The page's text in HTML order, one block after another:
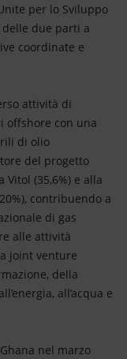
per lo Sviluppo
delle due parti a
coordinate e
attività di
offshore con una
di olio
del progetto
Vitol (35,6%) e alla
contribuendo a
di gas
alle attività
joint venture
della
all’acqua e
nel marzo